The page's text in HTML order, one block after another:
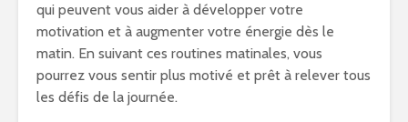
qui peuvent vous aider à développer votre
motivation et à augmenter votre énergie dès le
matin. En suivant ces routines matinales, vous
pourrez vous sentir plus motivé et prêt à relever tous
les défis de la journée.